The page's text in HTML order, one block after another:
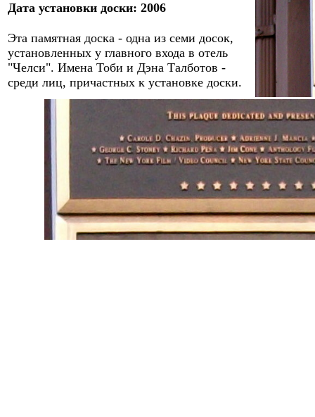
Дата установки доски: 2006
Эта памятная доска - одна из семи досок,
установленных у главного входа в отель
"Челси". Имена Тоби и Дэна Талботов -
среди лиц, причастных к установке доски.